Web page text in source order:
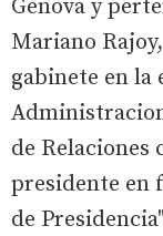
Génova y
Mariano
gabinete en la
de Relaciones
presidente en
de